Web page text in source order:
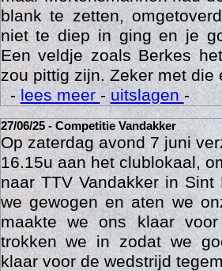
blank te zetten,
niet te diep in ging en je
Een veldje zoals Berkes
zou pittig zijn. Zeker met die
-lees meer - uitslagen-
27/06/25 - Competitie Vandakker
Op zaterdag avond 7 juni
16.15u aan het clublokaal,
naar TTV Vandakker in
we gewogen en aten we
maakte we ons klaar
trokken we in zodat we
klaar voor de wedstrijd